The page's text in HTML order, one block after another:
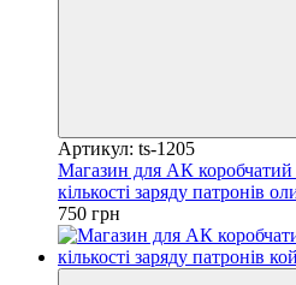
Артикул: ts-1205
Магазин для АК коробчатий
кількості заряду патронів
750 грн